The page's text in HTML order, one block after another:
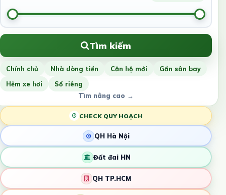
Tìm kiếm
Chính chủ Nhà dòng tiền Căn hộ mới
Gần sân bay
Hẻm xe hơi
Sổ riêng
Tìm nâng cao →
CHECK QUY HOẠCH
QH Hà Nội
Đất đai HN
QH TP.HCM